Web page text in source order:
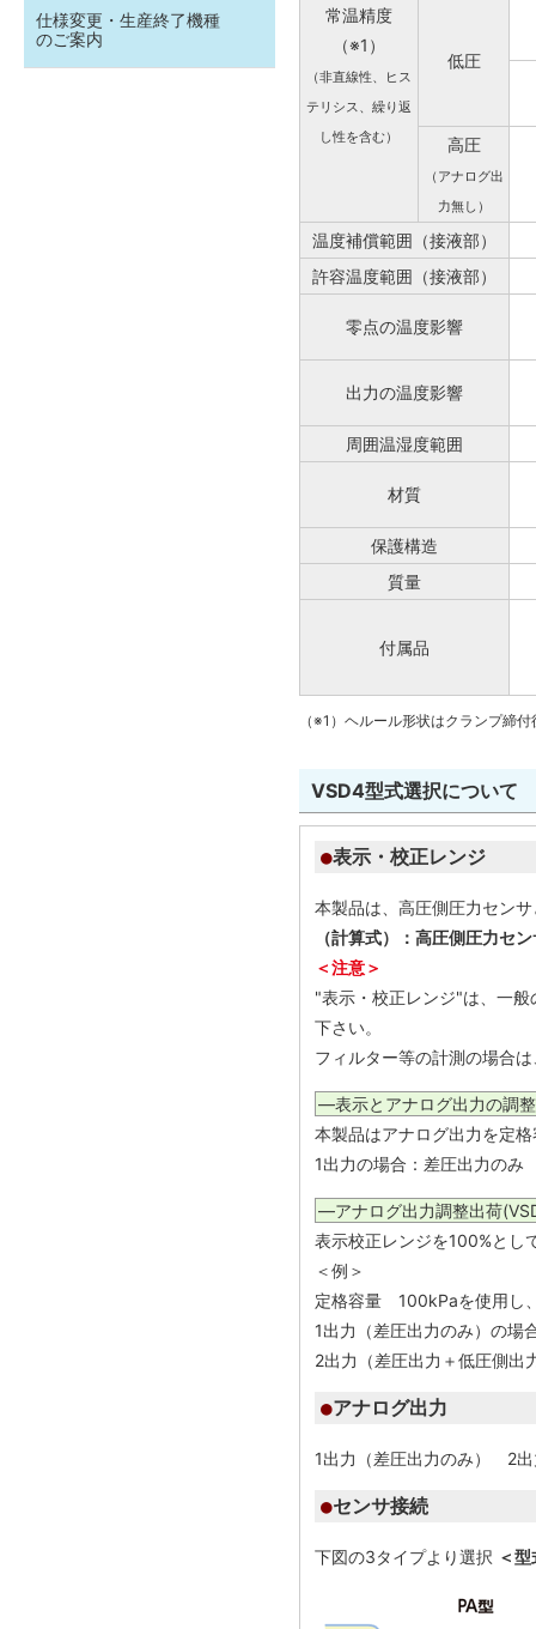
常温精度
（※1）
（非直線性、ヒス
テリシス、繰り返
し性を含む）
低圧
高圧
（アナログ出
力無し）
温度補償範囲（接液部）
許容温度範囲（接液部）
零点の温度影響
出力の温度影響
周囲温湿度範囲
材質
保護構造
質量
付属品
（※1）ヘルール形状はクランプ締
VSD4型式選択について
表示・校正レンジ
本製品は、高圧側圧力セン
（計算式）：高圧側圧力セ
＜注意＞
"表示・校正レンジ"は、一
下さい。
フィルター等の計測の場合
―表示とアナログ出力の調
本製品はアナログ出力を定
1出力の場合：差圧出力の
―アナログ出力調整出荷
表示校正レンジを100%とし
＜例＞
定格容量 100kPaを使用し
1出力（差圧出力のみ）の場
2出力（差圧出力＋低圧側出
アナログ出力
1出力（差圧出力のみ） 2
センサ接続
下図の3タイプより選択 ＜
仕様変更・生産終了機種
のご案内